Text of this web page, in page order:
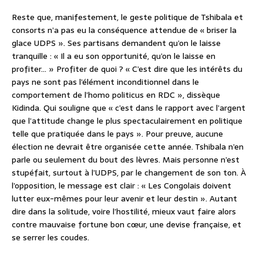
Reste que, manifestement, le geste politique de Tshibala et
consorts n’a pas eu la conséquence attendue de « briser la
glace UDPS ». Ses partisans demandent qu’on le laisse
tranquille : « Il a eu son opportunité, qu’on le laisse en
profiter… » Profiter de quoi ? « C’est dire que les intérêts du
pays ne sont pas l’élément inconditionnel dans le
comportement de l’homo politicus en RDC », dissèque
Kidinda. Qui souligne que « c’est dans le rapport avec l’argent
que l’attitude change le plus spectaculairement en politique
telle que pratiquée dans le pays ». Pour preuve, aucune
élection ne devrait être organisée cette année. Tshibala n’en
parle ou seulement du bout des lèvres. Mais personne n’est
stupéfait, surtout à l’UDPS, par le changement de son ton. À
l’opposition, le message est clair : « Les Congolais doivent
lutter eux-mêmes pour leur avenir et leur destin ». Autant
dire dans la solitude, voire l’hostilité, mieux vaut faire alors
contre mauvaise fortune bon cœur, une devise française, et
se serrer les coudes.